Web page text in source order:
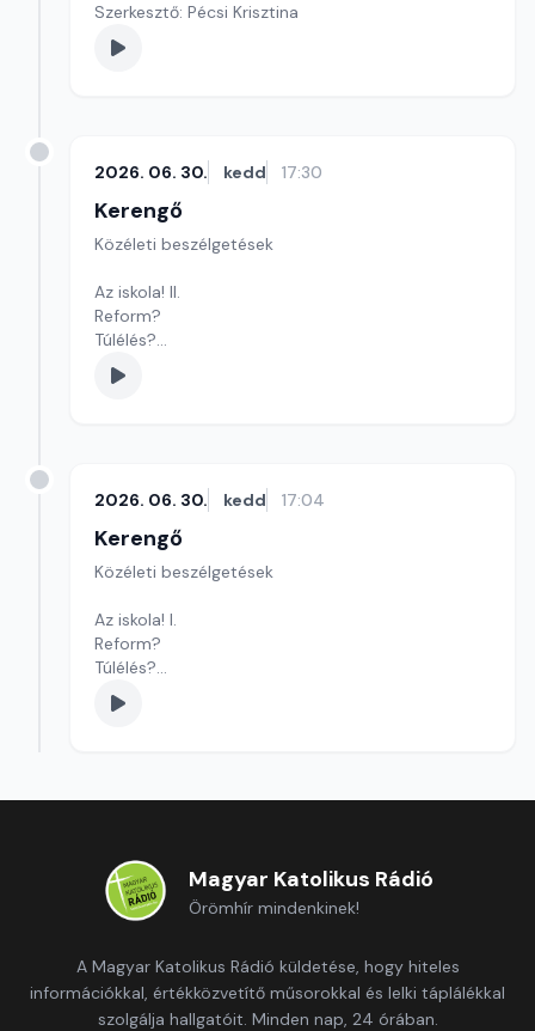
Szerkesztő: Pécsi Krisztina
2026. 06. 30. kedd 17:30
Kerengő
Közéleti beszélgetések
Az iskola! II.
Reform?
Túlélés?
Avagy: vissza a kezdetekhez!
2026. 06. 30. kedd 17:04
Kerengő
Közéleti beszélgetések
Az iskola! I.
Reform?
Túlélés?
Avagy: vissza a kezdetekhez!
Szerkesztő: Sályi András
Magyar Katolikus Rádió
Örömhír mindenkinek!
A Magyar Katolikus Rádió küldetése, hogy hiteles
információkkal, értékközvetítő műsorokkal és lelki táplálékkal
szolgálja hallgatóit. Minden nap, 24 órában.